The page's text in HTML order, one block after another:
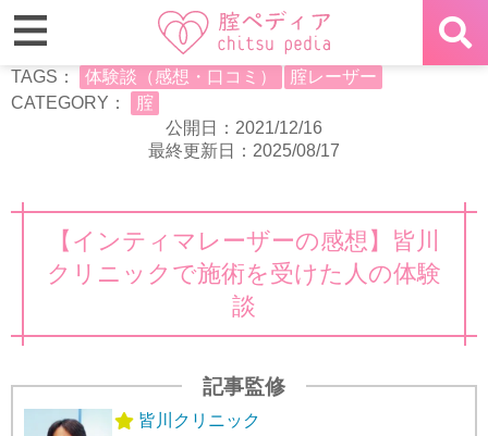
TAGS： 体験談（感想・口コミ）
腟レーザー
CATEGORY：
腟
公開日：2021/12/16
最終更新日：2025/08/17
【インティマレーザーの感想】皆川
クリニックで施術を受けた人の体験
談
記事監修
皆川クリニック